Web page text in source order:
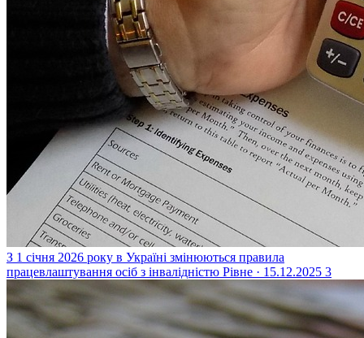
З 1 січня 2026 року в Україні змінюються правила
працевлаштування осіб з інвалідністю Рівне · 15.12.2025 3